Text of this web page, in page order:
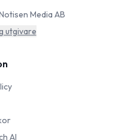
Media AB
utgivare
AI